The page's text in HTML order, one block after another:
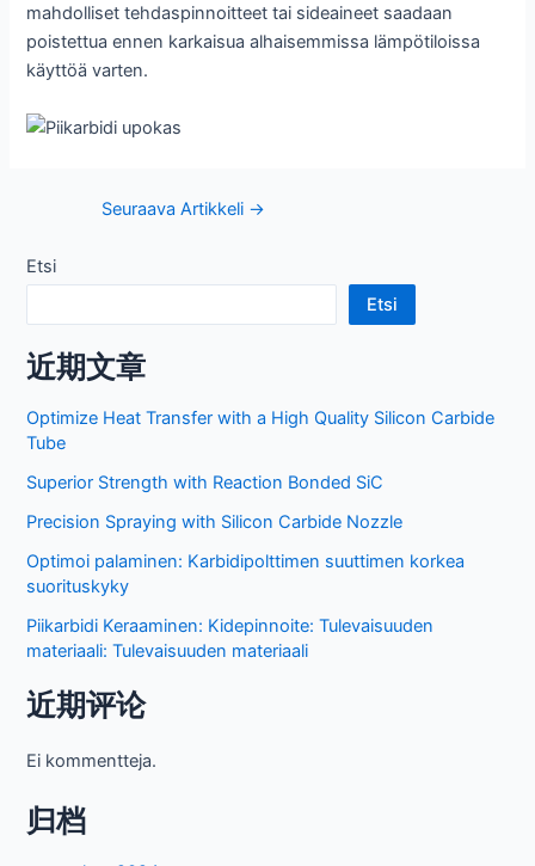
mahdolliset tehdaspinnoitteet tai sideaineet saadaan
poistettua ennen karkaisua alhaisemmissa lämpötiloissa
käyttöä varten.
Seuraava Artikkeli →
Etsi
Etsi
近期文章
Optimize Heat Transfer with a High Quality Silicon Carbide
Tube
Superior Strength with Reaction Bonded SiC
Precision Spraying with Silicon Carbide Nozzle
Optimoi palaminen: Karbidipolttimen suuttimen korkea
suorituskyky
Piikarbidi Keraaminen: Kidepinnoite: Tulevaisuuden
materiaali: Tulevaisuuden materiaali
近期评论
Ei kommentteja.
归档